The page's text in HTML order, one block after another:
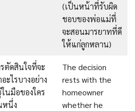
(เป็นหน้าที่รับผิด
ชอบของพ่อแม่ที่
จะสอนมารยาทที่ดี
ให้แก่ลูกหลาน)
ตัดสินใจที่จะ
ะไรบางอย่าง
นมือของใคร
หนึ่ง
The decision
rests with the
homeowner
whether he